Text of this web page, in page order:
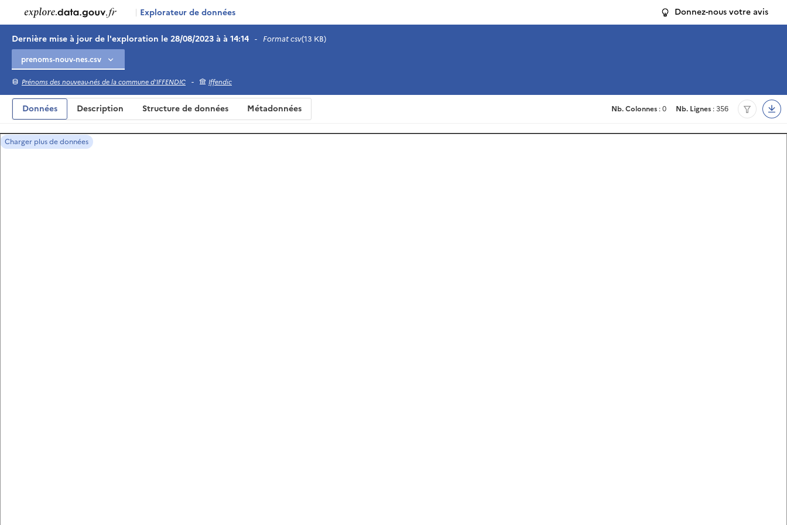
| Explorateur de données Donnez-nous votre avis
Dernière mise à jour de l'exploration le 28/08/2023 à à 14:14 - Format csv(13 KB)
Prénoms des nouveau-nés de la commune d'IFFENDIC - Iffendic
Nb. Colonnes : 0 Nb. Lignes : 356
Données Description Structure de données Métadonnées
Charger plus de données